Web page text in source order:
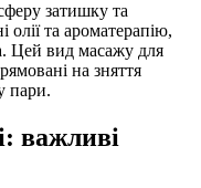
затишку та
олії та ароматерапію,
Цей вид масажу для
на зняття
пари.
важливі